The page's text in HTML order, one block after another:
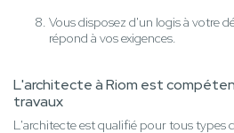
Vous disposez d'un logis à votre
répond à vos exigences.
L'architecte à Riom est
travaux
L'architecte est qualifié pour tous types